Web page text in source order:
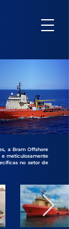
a Bram Offshore
e meticulosamente
no setor de